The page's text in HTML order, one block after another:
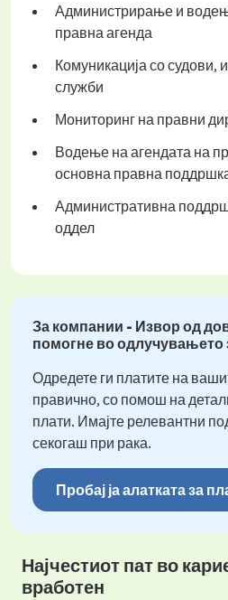
Администрирање и
правна агенда
Комуникација со судови,
служби
Мониторинг на правни
Водење на агендата на
основна правна
Административна
оддел
За компании - Извор од
помогне во одлучувањето
Одредете ги платите на
правично, со помош на
плати. Имајте релевантни
секогаш при рака.
Пробај ја алатката за
Најчестиот пат во
вработен